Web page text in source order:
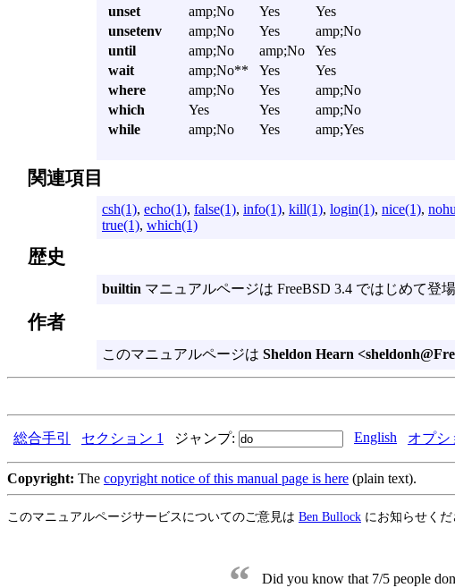
unset
amp;No Yes
Yes
unsetenv
amp;No Yes
amp;No
until
amp;No amp;No
Yes
wait
amp;No** Yes
Yes
where
amp;No Yes
amp;No
which
Yes Yes
amp;No
while
amp;No Yes amp;Yes
関連項目
csh(1), echo(1), false(1), info(1), kill(1), login(1), nice(1),
true(1), which(1)
歴史
builtin マニュアルページは FreeBSD 3.4 ではじめて登
作者
このマニュアルページは Sheldon Hearn
総合手引 セクション 1 ジャンプ: English オプシ
Copyright: The copyright notice of this manual page is here (plain text).
このマニュアルページサービスについてのご意見は Ben Bullock にお知らせくだ
Did you know that 7/5 people